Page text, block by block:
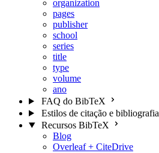
organization
pages
publisher
school
series
title
type
volume
ano
FAQ do BibTeX
Estilos de citação e bibliografia
Recursos BibTeX
Blog
Overleaf + CiteDrive